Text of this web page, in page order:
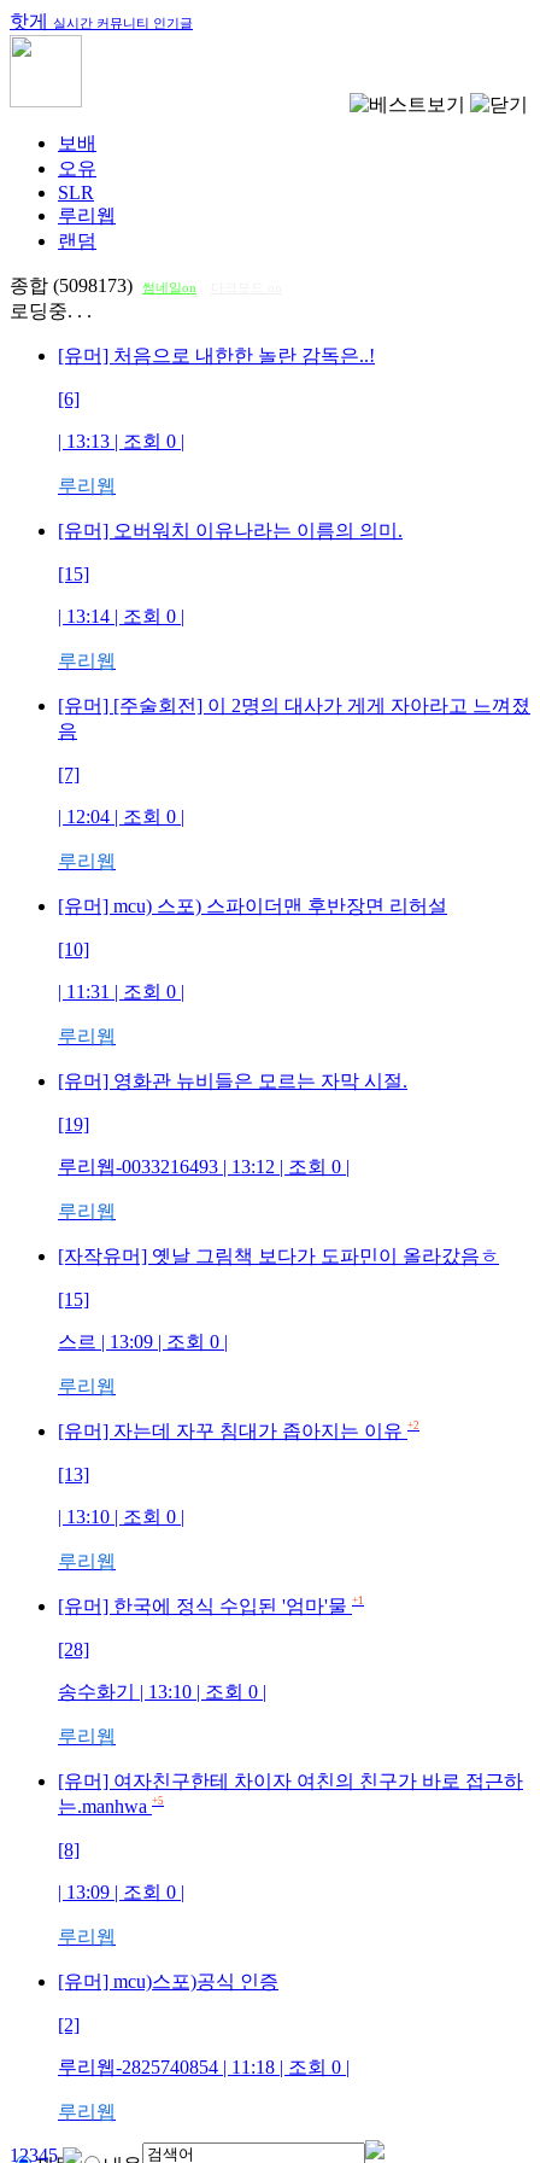
핫게 실시간 커뮤니티 인기글
보배
오유
SLR
루리웹
랜덤
종합 (5098173) 썸네일on
로딩중. . .
[유머] 처음으로 내한한 놀란 감독은..!
[6]
| 13:13 | 조회 0 |
루리웹
[유머] 오버워치 이유나라는 이름의 의미.
[15]
| 13:14 | 조회 0 |
루리웹
[유머] [주술회전] 이 2명의 대사가 게게 자아라고 느껴졌
음
[7]
| 12:04 | 조회 0 |
루리웹
[유머] mcu) 스포) 스파이더맨 후반장면 리허설
[10]
| 11:31 | 조회 0 |
루리웹
[유머] 영화관 뉴비들은 모르는 자막 시절.
[19]
루리웹-0033216493 | 13:12 | 조회 0 |
루리웹
[자작유머] 옛날 그림책 보다가 도파민이 올라갔음ㅎ
[15]
스르 | 13:09 | 조회 0 |
루리웹
[유머] 자는데 자꾸 침대가 좁아지는 이유 +2
[13]
| 13:10 | 조회 0 |
루리웹
[유머] 한국에 정식 수입된 '엄마'물 +1
[28]
송수화기 | 13:10 | 조회 0 |
루리웹
[유머] 여자친구한테 차이자 여친의 친구가 바로 접근하
는.manhwa +5
[8]
| 13:09 | 조회 0 |
루리웹
[유머] mcu)스포)공식 인증
[2]
루리웹-2825740854 | 11:18 | 조회 0 |
루리웹
12345